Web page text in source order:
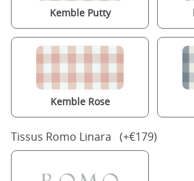
Kemble Putty
Kemble Rose
Tissus Romo Linara (+€179)